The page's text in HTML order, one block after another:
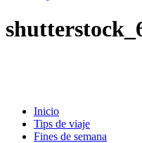
Inicio
Tips de viaje
Fines de semana